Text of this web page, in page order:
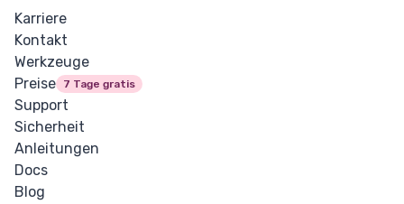
Karriere
Kontakt
Werkzeuge
Preise
7 Tage gratis
Support
Sicherheit
Anleitungen
Docs
Blog